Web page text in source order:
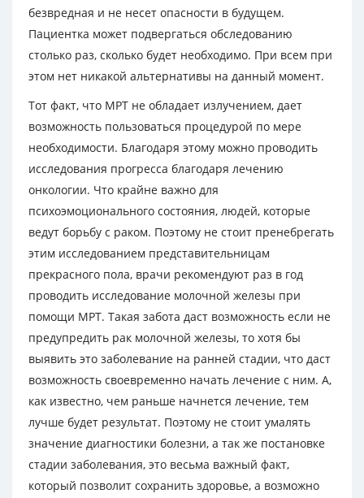
безвредная и не несет опасности в будущем.
Пациентка может подвергаться обследованию
столько раз, сколько будет необходимо. При всем при
этом нет никакой альтернативы на данный момент.
Тот факт, что МРТ не обладает излучением, дает
возможность пользоваться процедурой по мере
необходимости. Благодаря этому можно проводить
исследования прогресса благодаря лечению
онкологии. Что крайне важно для
психоэмоционального состояния, людей, которые
ведут борьбу с раком. Поэтому не стоит пренебрегать
этим исследованием представительницам
прекрасного пола, врачи рекомендуют раз в год
проводить исследование молочной железы при
помощи МРТ. Такая забота даст возможность если не
предупредить рак молочной железы, то хотя бы
выявить это заболевание на ранней стадии, что даст
возможность своевременно начать лечение с ним. А,
как известно, чем раньше начнется лечение, тем
лучше будет результат. Поэтому не стоит умалять
значение диагностики болезни, а так же постановке
стадии заболевания, это весьма важный факт,
который позволит сохранить здоровье, а возможно